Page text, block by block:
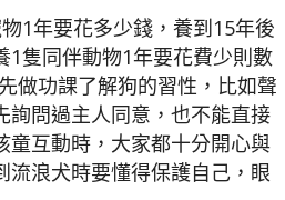
1年要花多少錢，養到15年後
1隻同伴動物1年要花費少則數
做功課了解狗的習性，比如聲
詢問過主人同意，也不能直接
童互動時，大家都十分開心與
流浪犬時要懂得保護自己，眼